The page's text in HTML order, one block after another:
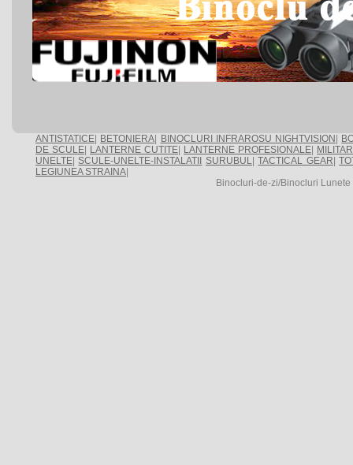
ANTISTATICE BETONIERA BINOCLURI INFRAROSU NIGHTVISION
DE SCULE
LANTERNE CUTITE LANTERNE PROFESIONALE
UNELTE SCULE-UNELTE-INSTALATII SURUBUL|TACTICAL GEAR |
LEGIUNEA STRAINA
Binocluri-de-zi/Binocluri